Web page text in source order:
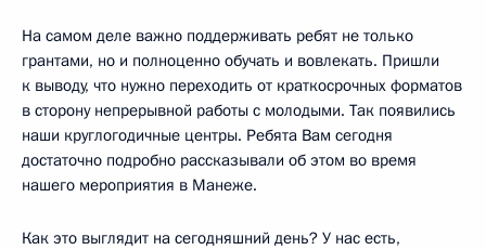
На самом деле важно поддерживать ребят не только
грантами, но и полноценно обучать и вовлекать. Пришли
к выводу, что нужно переходить от краткосрочных форматов
в сторону непрерывной работы с молодыми. Так появились
наши круглогодичные центры. Ребята Вам сегодня
достаточно подробно рассказывали об этом во время
нашего мероприятия в Манеже.
Как это выглядит на сегодняшний день? У нас есть,